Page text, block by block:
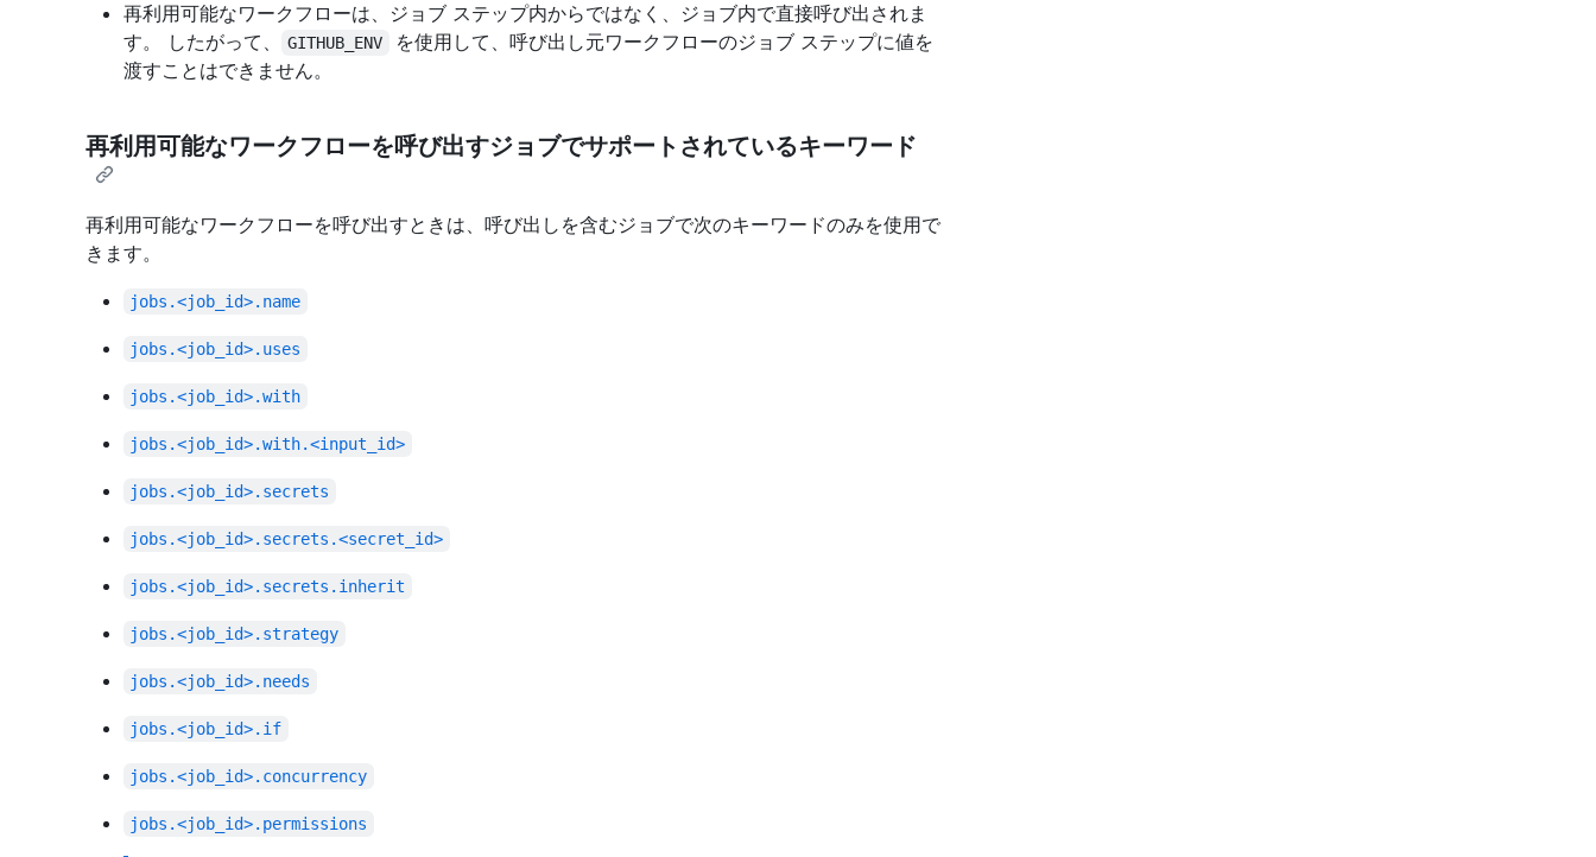
再利用可能なワークフローは、ジョブ ステップ内からではなく、ジョブ内で直接呼び出されま
す。 したがって、
GITHUB_ENV
を使用して、呼び出し元ワークフローのジョブ ステップに値を
渡すことはできません。
再利用可能なワークフローを呼び出すジョブでサポートされているキーワード
再利用可能なワークフローを呼び出すときは、呼び出しを含むジョブで次のキーワードのみを使用で
きます。
jobs.<job_id>.name
jobs.<job_id>.uses
jobs.<job_id>.with
jobs.<job_id>.with.<input_id>
jobs.<job_id>.secrets
jobs.<job_id>.secrets.<secret_id>
jobs.<job_id>.secrets.inherit
jobs.<job_id>.strategy
jobs.<job_id>.needs
jobs.<job_id>.if
jobs.<job_id>.concurrency
jobs.<job_id>.permissions